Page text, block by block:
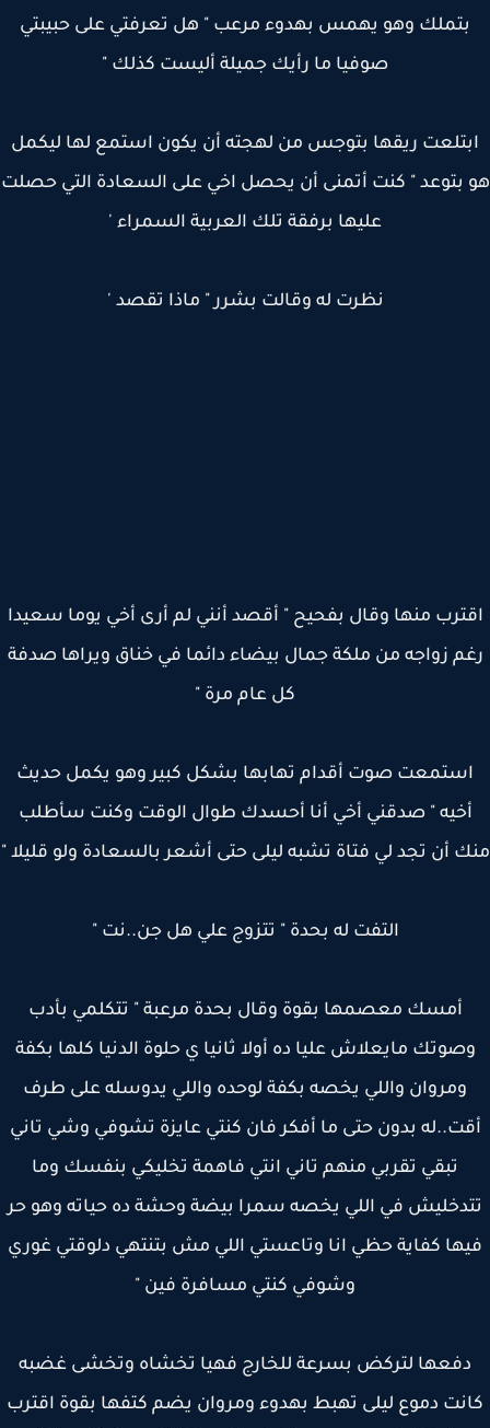
بتملك وهو يهمس بهدوء مرعب " هل تعرفتي على حبيبتي
صوفيا ما رأيك جميلة أليست كذلك "
ريقها بتوجس من لهجته أن يكون استمع لها ليكمل
بتوعد " كنت أتمنى أن يحصل اخي على السعادة التي حصلت
عليها برفقة تلك العربية السمراء '
نظرت له وقالت بشرر " ماذا تقصد '
منها وقال بفحيح " أقصد أنني لم أرى أخي يوما سعيدا
زواجه من ملكة جمال بيضاء دائما في خناق ويراها صدفة
كل عام مرة "
صوت أقدام تهابها بشكل كبير وهو يكمل حديث
" صدقني أخي أنا أحسدك طوال الوقت وكنت سأطلب
أن تجد لي فتاة تشبه ليلى حتى أشعر بالسعادة ولو قليلا "
التفت له بحدة " تتزوج علي هل جن..نت "
أمسك معصمها بقوة وقال بحدة مرعبة " تتكلمي بأدب
مايعلاش عليا ده أولا ثانيا ي حلوة الدنيا كلها بكفة
ومروان واللي يخصه بكفة لوحده واللي يدوسله على طرف
بدون حتى ما أفكر فان كنتي عايزة تشوفي وشي تاني
تبقي تقربي منهم تاني انتي فاهمة تخليكي بنفسك وما
في اللي يخصه سمرا بيضة وحشة ده حياته وهو حر
كفاية حظي انا وتاعستي اللي مش بتنتهي دلوقتي غوري
وشوفي كنتي مسافرة فين "
دفعها لتركض بسرعة للخارج فهيا تخشاه وتخشى غضبه
دموع ليلى تهبط بهدوء ومروان يضم كتفها بقوة اقترب